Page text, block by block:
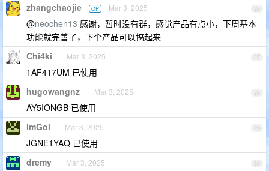
26
zhangchaojie OP Mar 3, 2025
@neochen13 感谢，暂时没有群，感觉产品有点小，下周基本
功能就完善了，下个产品可以搞起来
27
Chi4ki Mar 3, 2025
1AF417UM 已使用
28
hugowangnz Mar 3, 2025
AY5IONGB 已使用
29
imGol Mar 3, 2025
JGNE1YAQ 已使用
30
dremy Mar 3, 2025